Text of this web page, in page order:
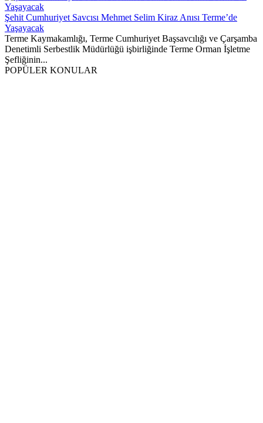
Şehit Cumhuriyet Savcısı Mehmet Selim Kiraz Anısı Terme’de
Yaşayacak
Terme Kaymakamlığı, Terme Cumhuriyet Başsavcılığı ve Çarşamba
Denetimli Serbestlik Müdürlüğü işbirliğinde Terme Orman İşletme
Şefliğinin...
POPÜLER KONULAR